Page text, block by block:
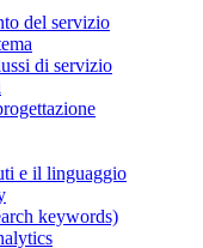
del servizio
di servizio
e il linguaggio
keywords)